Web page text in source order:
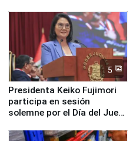
5
Presidenta Keiko Fujimori
participa en sesión
solemne por el Día del Juez